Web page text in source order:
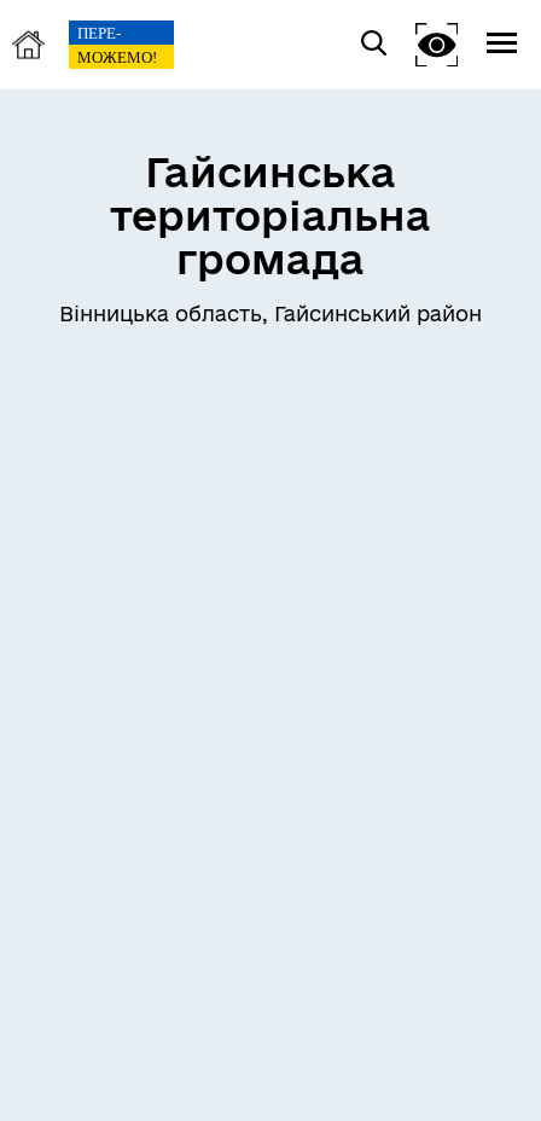
Гайсинська
територіальна
громада
Вінницька область, Гайсинський район